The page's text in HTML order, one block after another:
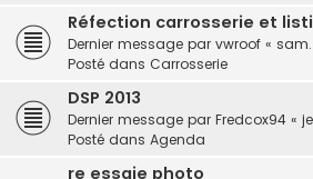
Réfection carrosserie et
Dernier message par vwroof « sam.
Posté dans Carrosserie
DSP 2013
Dernier message par Fredcox94 «
Posté dans Agenda
re essaie photo